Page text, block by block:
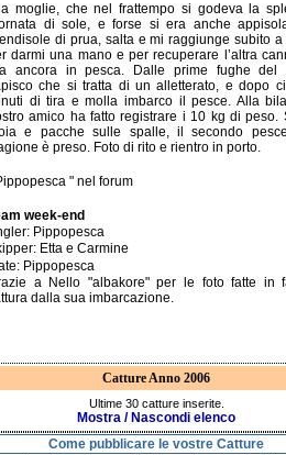
moglie, che nel frattempo si godeva la
di sole, e forse si era anche
di prua, salta e mi raggiunge subito
darmi una mano e per recuperare l’altra
ancora in pesca. Dalle prime fughe del
che si tratta di un alletterato, e dopo
di tira e molla imbarco il pesce. Alla
amico ha fatto registrare i 10 kg di peso.
e pacche sulle spalle, il secondo
è preso. Foto di rito e rientro in porto.
" nel forum
week-end
Pippopesca
Etta e Carmine
Pippopesca
a Nello "albakore" per le foto fatte in
dalla sua imbarcazione.
Catture Anno 2006
Ultime 30 catture inserite.
Mostra / Nascondi elenco
Come pubblicare le vostre Catture